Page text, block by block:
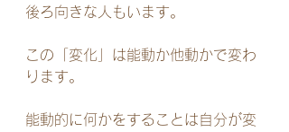
後ろ向きな人もいます。
この「変化」は能動か他動かで変わ
ります。
能動的に何かをすることは自分が変